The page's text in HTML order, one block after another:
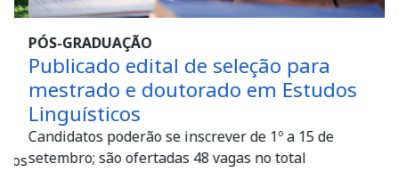
PÓS-GRADUAÇÃO
Publicado edital de seleção para
mestrado e doutorado em Estudos
Linguísticos
Candidatos poderão se inscrever de 1º a 15 de
setembro; são ofertadas 48 vagas no total